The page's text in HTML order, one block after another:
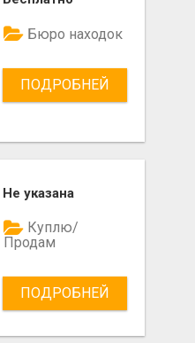
Бюро находок
ПОДРОБНЕЙ
Не указана
Куплю/
Продам
ПОДРОБНЕЙ